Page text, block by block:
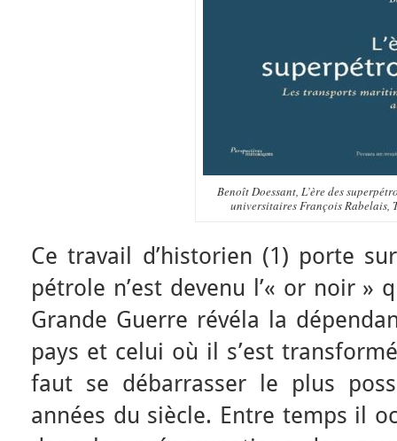
Benoît Doessant, L’ère des
universitaires François Rabelais,
Ce travail d’historien (1) porte
pétrole n’est devenu l’« or noir »
Grande Guerre révéla la
pays et celui où il s’est
faut se débarrasser le plus
années du siècle. Entre temps il